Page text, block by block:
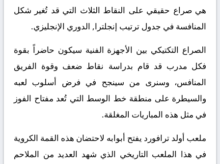
هي صراع حقيقي على النقاط الثلاث التي قد تُغير شكل
المنافسة في جدول ترتيب إنجلترا, الدوري الإنجليزي.
الصراع التكتيكي بين الأجهزة الفنية سيكون حاضراً بقوة
فكل مدرب قد قام بدراسة نقاط ضعف وقوة الفريق
المنافس، وسنرى من سينجح في فرض أسلوب لعبه
والسيطرة على منطقة خط الوسط التي تُعد مفتاح الفوز
في مثل هذه المباريات المغلقة.
ملعب أولد ترافورد يفتح أبوابه لاحتضان هذه القمة الكروية
في هذا الملعب التاريخي الذي شهد العديد من الملاحم